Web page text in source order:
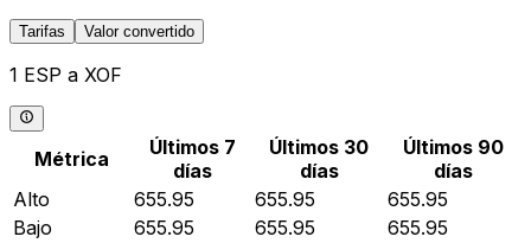
Tarifas Valor convertido
1 ESP a XOF
Métrica
Últimos 7
días
Últimos 30
días
Últimos 90
días
Alto
655.95 655.95
655.95
Bajo
655.95 655.95
655.95